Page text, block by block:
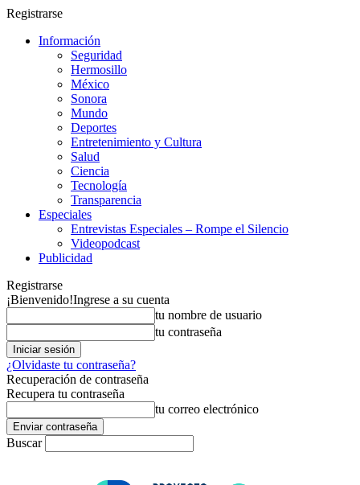
Registrarse
Información
Seguridad
Hermosillo
México
Sonora
Mundo
Deportes
Entretenimiento y Cultura
Salud
Ciencia
Tecnología
Transparencia
Especiales
Entrevistas Especiales – Rompe el Silencio
Videopodcast
Publicidad
Registrarse
¡Bienvenido!Ingrese a su cuenta
tu nombre de usuario
tu contraseña
¿Olvidaste tu contraseña?
Recuperación de contraseña
Recupera tu contraseña
tu correo electrónico
Buscar